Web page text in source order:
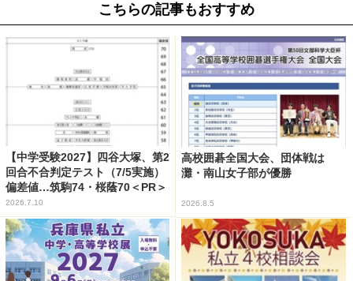
こちらの記事もおすすめ
【中学受験2027】四谷大塚、第2
回合不合判定テスト（7/5実施）
偏差値…筑駒74・桜蔭70＜PR＞
2026.7.10
高校囲碁全国大会、団体戦は
灘・南山女子部が優勝
2026.8.5